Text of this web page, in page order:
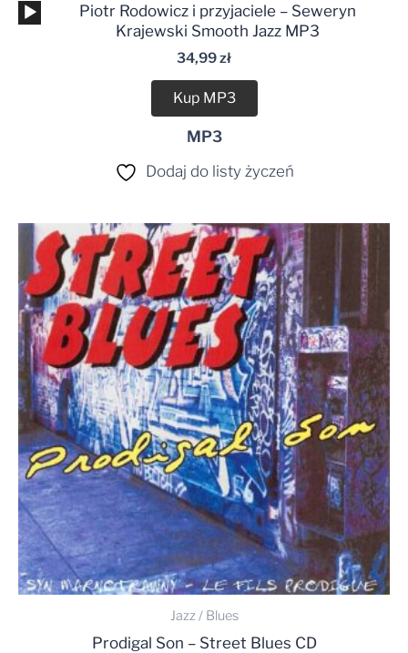
Odtwarzacz
plików
dźwiękowych
Piotr Rodowicz i przyjaciele – Seweryn
Krajewski Smooth Jazz MP3
34,99zł
Kup MP3
MP3
Dodaj do listy życzeń
Jazz / Blues
Prodigal Son – Street Blues CD